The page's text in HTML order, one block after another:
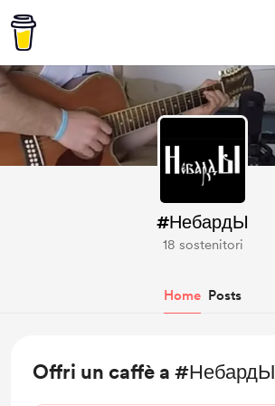
#НебардЫ
18 sostenitori
Home Posts
Offri un caffè a #НебардЫ